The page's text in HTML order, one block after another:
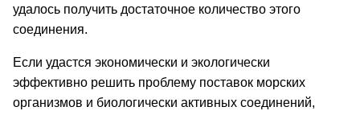
удалось получить достаточное количество этого
соединения.
Если удастся экономически и экологически
эффективно решить проблему поставок морских
организмов и биологически активных соединений,